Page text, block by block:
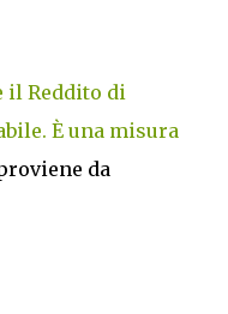
il Reddito di
È una misura
da